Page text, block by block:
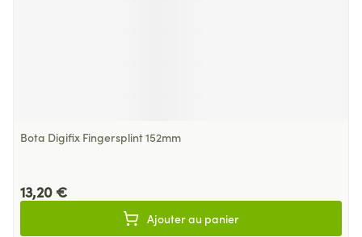
Bota Digifix Fingersplint 152mm
13,20 €
Ajouter au panier